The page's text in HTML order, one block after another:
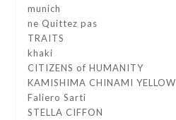
munich
ne Quittez pas
TRAITS
khaki
CITIZENS of HUMANITY
KAMISHIMA CHINAMI YELLOW
Faliero Sarti
STELLA CIFFON